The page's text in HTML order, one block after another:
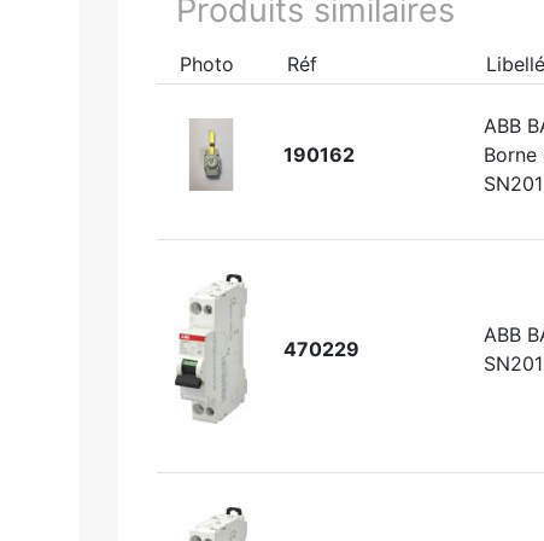
Produits similaires
Photo Réf Libellé
190162
ABB
470229
ABB